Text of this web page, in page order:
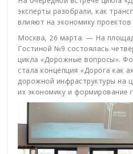
эксперты разобрали, как
влияют на экономику
Москва, 26 марта. — На
Гостиной №9 состоялась
цикла «Дорожные вопросы».
стала концепция «Дорога как
дорожной инфраструктуры на
их экономику и формирование